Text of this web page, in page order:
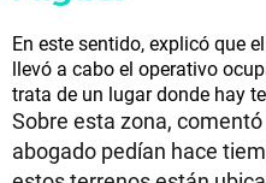
En este sentido, explicó que
llevó a cabo el operativo
trata de un lugar donde hay
Sobre esta zona,
abogado pedían hace